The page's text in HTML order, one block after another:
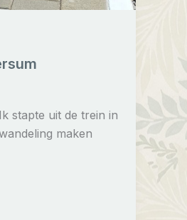
stapte uit de trein in
maken